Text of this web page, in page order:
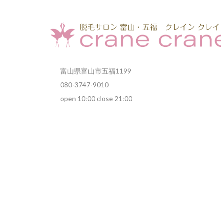
富山県富山市五福1199
080-3747-9010
open 10:00 close 21:00